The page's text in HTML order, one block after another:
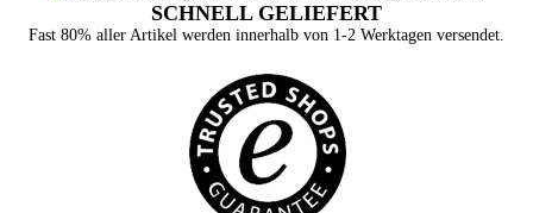
SCHNELL GELIEFERT
Fast 80% aller Artikel werden innerhalb von 1-2 Werktagen versendet.